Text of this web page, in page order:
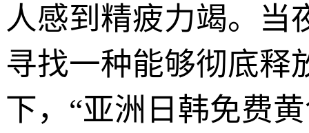
人感到精疲力竭。当
寻找一种能够彻底释
下，“亚洲日韩免费